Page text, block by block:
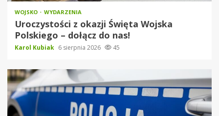
WOJSKO WYDARZENIA
Uroczystości z okazji Święta Wojska
Polskiego – dołącz do nas!
Karol Kubiak 6 sierpnia 2026 45